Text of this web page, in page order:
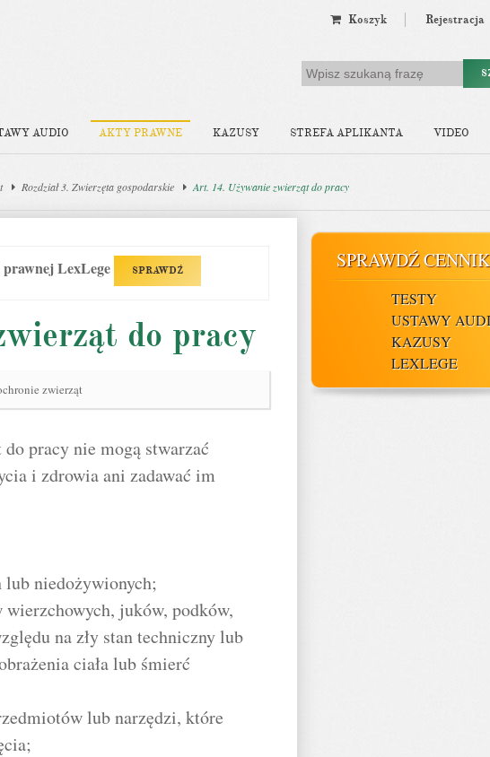
Koszyk Rejestracja
AUDIO AKTY PRAWNE KAZUSY STREFA APLIKANTA VIDEO
Rozdział 3. Zwierzęta gospodarskie Art. 14. Używanie zwierząt do pracy
prawnej LexLege SPRAWDŹ
do pracy
zwierząt
pracy nie mogą stwarzać
i zdrowia ani zadawać im
niedożywionych;
wierzchowych, juków, podków,
na zły stan techniczny lub
ciała lub śmierć
lub narzędzi, które
SPRAWDŹ CENNIK
TESTY
USTAWY
KAZUSY
LEXLEGE